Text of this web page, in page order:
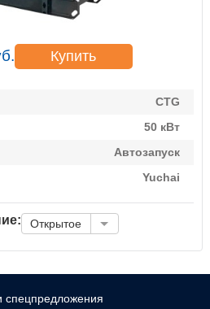
Купить
CTG
50 кВт
Автозапуск
Yuchai
Открытое
спецпредложения